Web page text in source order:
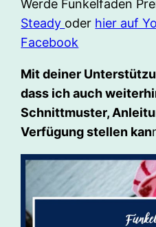
Werde Funkelfaden
Steady oder hier auf
Facebook
Mit deiner
dass ich auch
Schnittmuster,
Verfügung stellen kan